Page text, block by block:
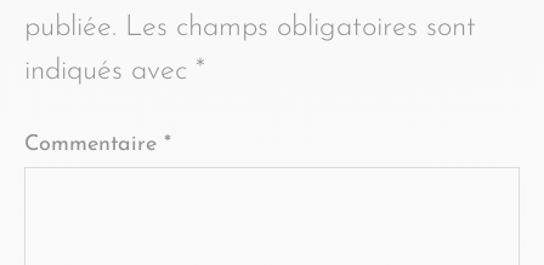
publiée. Les champs obligatoires sont
indiqués avec *
Commentaire *